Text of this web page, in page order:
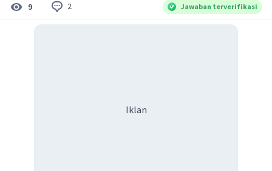
9 2 Jawaban terverifikasi
Iklan